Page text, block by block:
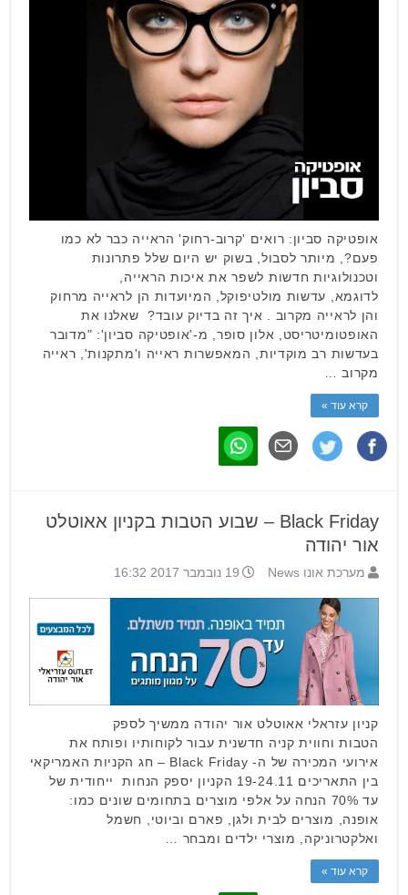
אופטיקה סביון: רואים 'קרוב-רחוק' הראייה כבר לא כמו
פעם?, מיותר לסבול, בשוק יש היום שלל פתרונות
וטכנולוגיות חדשות לשפר את איכות הראייה,
לדוגמא, עדשות מולטיפוקל, המיועדות הן לראייה מרחוק
והן לראייה מקרוב . איך זה בדיוק עובד? שאלנו את
האופטומיטריסט, אלון סופר, מ-'אופטיקה סביון': "מדובר
בעדשות רב מוקדיות, המאפשרות ראייה ו'מתקנות', ראייה
מקרוב …
קרא עוד »
Black Friday – שבוע הטבות בקניון אאוטלט
אור יהודה
מערכת אונו News 19 נובמבר 2017 16:32
קניון עזראלי אאוטלט אור יהודה ממשיך לספק
הטבות וחווית קניה חדשנית עבור לקוחותיו ופותח את
אירועי המכירה של ה- Black Friday – חג הקניות האמריקאי
בין התאריכים 19-24.11 הקניון יספק הנחות ייחודית של
עד 70% הנחה על אלפי מוצרים בתחומים שונים כמו:
אופנה, מוצרים לבית ולגן, פארם וביוטי, חשמל
ואלקטרוניקה, מוצרי ילדים ומבחר …
קרא עוד »